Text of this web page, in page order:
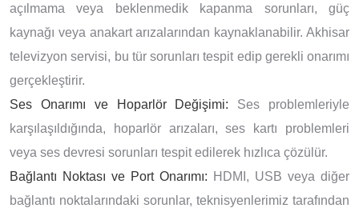
açılmama veya beklenmedik kapanma sorunları, güç
kaynağı veya anakart arızalarından kaynaklanabilir. Akhisar
televizyon servisi, bu tür sorunları tespit edip gerekli onarımı
gerçekleştirir.
Ses Onarımı ve Hoparlör Değişimi: Ses problemleriyle
karşılaşıldığında, hoparlör arızaları, ses kartı problemleri
veya ses devresi sorunları tespit edilerek hızlıca çözülür.
Bağlantı Noktası ve Port Onarımı: HDMI, USB veya diğer
bağlantı noktalarındaki sorunlar, teknisyenlerimiz tarafından